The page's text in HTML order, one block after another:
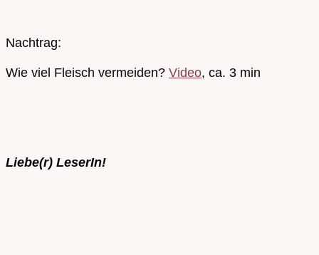
Nachtrag:
Wie viel Fleisch vermeiden? Video, ca. 3 min
Liebe(r) LeserIn!